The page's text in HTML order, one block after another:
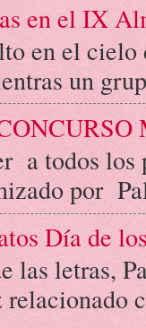
en el IX
en el cielo
un
a todos
por
Día de
las letras,